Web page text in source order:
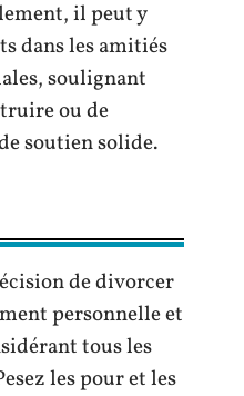
il peut y
dans les amitiés
soulignant
ou de
soutien solide.
de divorcer
personnelle et
tous les
les pour et les